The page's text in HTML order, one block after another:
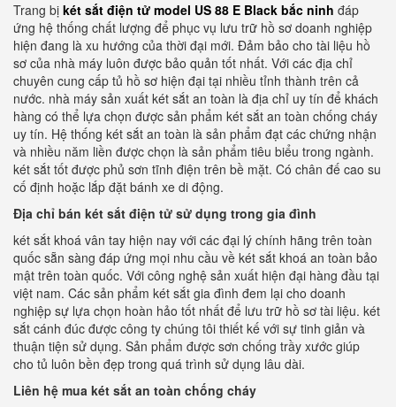
Trang bị két sắt điện tử model US 88 E Black bắc ninh đáp
ứng hệ thống chất lượng để phục vụ lưu trữ hồ sơ doanh nghiệp
hiện đang là xu hướng của thời đại mới. Đảm bảo cho tài liệu hồ
sơ của nhà máy luôn được bảo quản tốt nhất. Với các địa chỉ
chuyên cung cấp tủ hồ sơ hiện đại tại nhiều tỉnh thành trên cả
nước. nhà máy sản xuất két sắt an toàn là địa chỉ uy tín để khách
hàng có thể lựa chọn được sản phẩm két sắt an toàn chống cháy
uy tín. Hệ thống két sắt an toàn là sản phẩm đạt các chứng nhận
và nhiều năm liền được chọn là sản phẩm tiêu biểu trong ngành.
két sắt tốt được phủ sơn tĩnh điện trên bề mặt. Có chân đế cao su
cố định hoặc lắp đặt bánh xe di động.
Địa chỉ bán két sắt điện tử sử dụng trong gia đình
két sắt khoá vân tay hiện nay với các đại lý chính hãng trên toàn
quốc sẵn sàng đáp ứng mọi nhu cầu về két sắt khoá an toàn bảo
mật trên toàn quốc. Với công nghệ sản xuất hiện đại hàng đầu tại
việt nam. Các sản phẩm két sắt gia đình đem lại cho doanh
nghiệp sự lựa chọn hoàn hảo tốt nhất để lưu trữ hồ sơ tài liệu. két
sắt cánh đúc được công ty chúng tôi thiết kế với sự tinh giản và
thuận tiện sử dụng. Sản phẩm được sơn chống trầy xước giúp
cho tủ luôn bền đẹp trong quá trình sử dụng lâu dài.
Liên hệ mua két sắt an toàn chống cháy